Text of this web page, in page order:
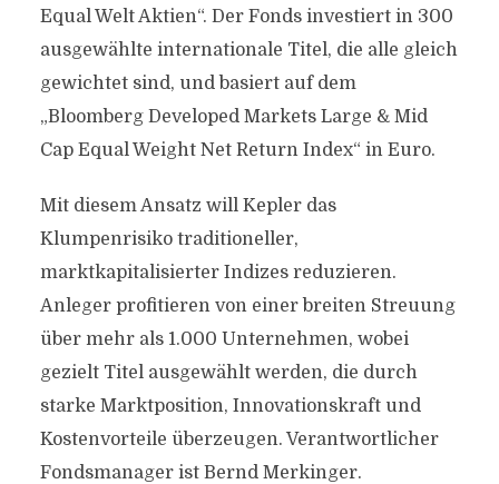
Equal Welt Aktien“. Der Fonds investiert in 300
ausgewählte internationale Titel, die alle gleich
gewichtet sind, und basiert auf dem
„Bloomberg Developed Markets Large & Mid
Cap Equal Weight Net Return Index“ in Euro.
Mit diesem Ansatz will Kepler das
Klumpenrisiko traditioneller,
marktkapitalisierter Indizes reduzieren.
Anleger profitieren von einer breiten Streuung
über mehr als 1.000 Unternehmen, wobei
gezielt Titel ausgewählt werden, die durch
starke Marktposition, Innovationskraft und
Kostenvorteile überzeugen. Verantwortlicher
Fondsmanager ist Bernd Merkinger.